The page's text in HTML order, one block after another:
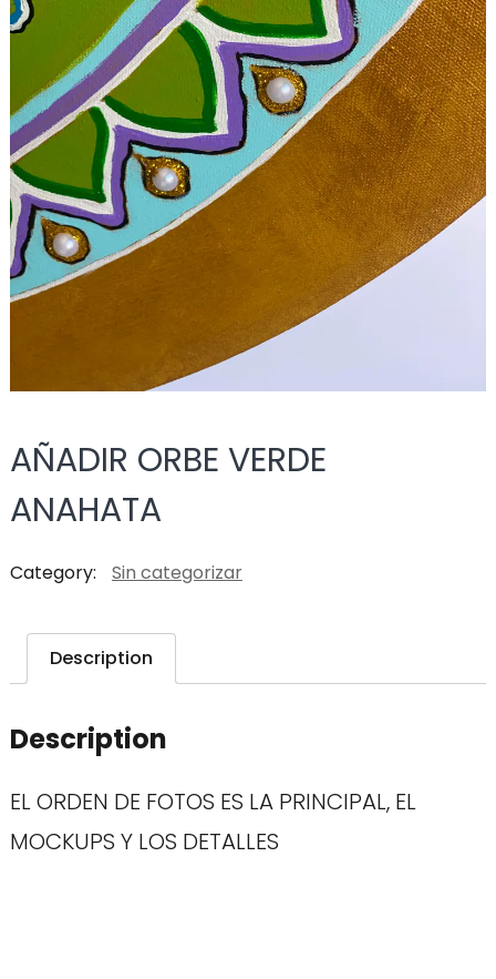
AÑADIR ORBE VERDE
ANAHATA
Category: Sin categorizar
Description
Description
EL ORDEN DE FOTOS ES LA PRINCIPAL, EL
MOCKUPS Y LOS DETALLES